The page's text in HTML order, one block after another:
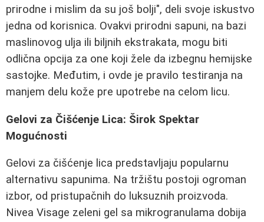
prirodne i mislim da su još bolji", deli svoje iskustvo
jedna od korisnica. Ovakvi prirodni sapuni, na bazi
maslinovog ulja ili biljnih ekstrakata, mogu biti
odlična opcija za one koji žele da izbegnu hemijske
sastojke. Međutim, i ovde je pravilo testiranja na
manjem delu kože pre upotrebe na celom licu.
Gelovi za Čišćenje Lica: Širok Spektar
Mogućnosti
Gelovi za čišćenje lica predstavljaju popularnu
alternativu sapunima. Na tržištu postoji ogroman
izbor, od pristupačnih do luksuznih proizvoda.
Nivea Visage zeleni gel sa mikrogranulama dobija